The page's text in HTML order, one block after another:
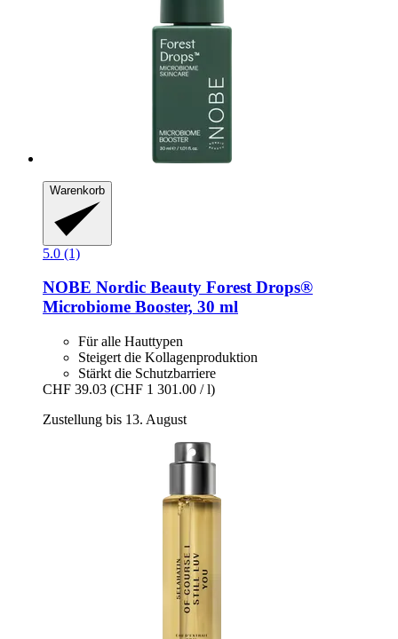
Warenkorb
5.0 (1)
NOBE Nordic Beauty Forest Drops®
Microbiome Booster, 30 ml
Für alle Hauttypen
Steigert die Kollagenproduktion
Stärkt die Schutzbarriere
CHF 39.03 (CHF 1 301.00 / l)
Zustellung bis 13. August